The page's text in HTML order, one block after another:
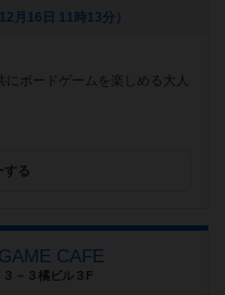
月16日 11時13分）
ボードゲームを楽しめる大人
する
CAFE
－３橘ビル３F